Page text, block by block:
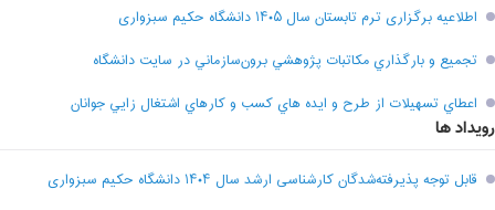
اطلاعیه برگزاری ترم تابستان سال ۱۴۰۵ دانشگاه حکیم سبزواری
تجميع و بارگذاري مکاتبات پژوهشي برون‌سازماني در سايت دانشگاه
اعطاي تسهيلات از طرح و ايده هاي کسب و کارهاي اشتغال زايي جوانان
رویداد ها
قابل توجه پذیرفته‌شدگان کارشناسی ارشد سال ۱۴۰۴ دانشگاه حکیم سبزواری